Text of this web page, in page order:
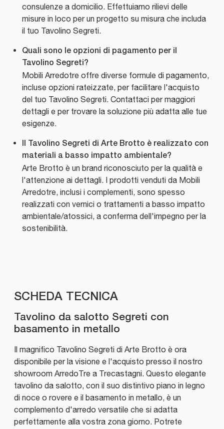
consulenze a domicilio. Effettuiamo rilievi delle
misure in loco per un progetto su misura che includa
il tuo Tavolino Segreti.
Quali sono le opzioni di pagamento per il
Tavolino Segreti?
Mobili Arredotre offre diverse formule di pagamento,
incluse opzioni rateizzate, per facilitare l'acquisto
del tuo Tavolino Segreti. Contattaci per maggiori
dettagli e per trovare la soluzione più adatta alle tue
esigenze.
Il Tavolino Segreti di Arte Brotto è realizzato con
materiali a basso impatto ambientale?
Arte Brotto è un brand riconosciuto per la qualità e
l'attenzione ai dettagli. I prodotti venduti da Mobili
Arredotre, inclusi i complementi, sono spesso
realizzati con vernici o trattamenti a basso impatto
ambientale/atossici, a conferma dell'impegno per la
sostenibilità.
SCHEDA TECNICA
Tavolino da salotto Segreti con
basamento in metallo
Il magnifico Tavolino Segreti di Arte Brotto è ora
disponibile per la visione e l'acquisto presso il nostro
showroom ArredoTre a Trecastagni. Questo elegante
tavolino da salotto, con il suo distintivo piano in legno
di noce o rovere e il basamento in metallo, è un
complemento d'arredo versatile che si adatta
perfettamente alla vostra zona giorno. Potrete